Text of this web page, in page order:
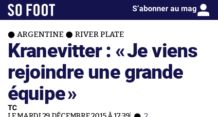
S’abonner au mag
ARGENTINE RIVER PLATE
Kranevitter : «Je viens
rejoindre une grande
équipe»
TC